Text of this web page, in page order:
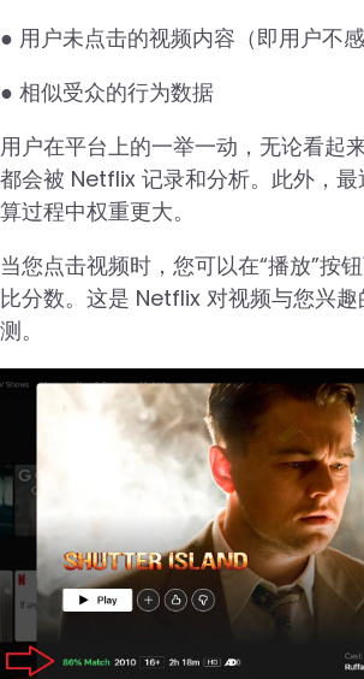
● 用户未点击的视频内容（即用户不感
● 相似受众的行为数据
用户在平台上的一举一动，无论看起
都会被 Netflix 记录和分析。此外，
算过程中权重更大。
当您点击视频时，您可以在“播放”按
比分数。这是 Netflix 对视频与您兴
测。